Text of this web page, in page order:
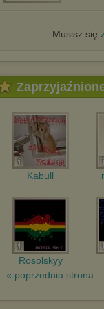
Musisz się
Kabull
Rosolskyy
« poprzednia strona